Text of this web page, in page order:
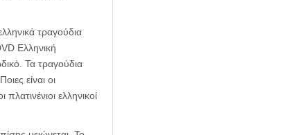
τραγούδια
Ελληνική
Τα τραγούδια
είναι οι
ελληνικοί